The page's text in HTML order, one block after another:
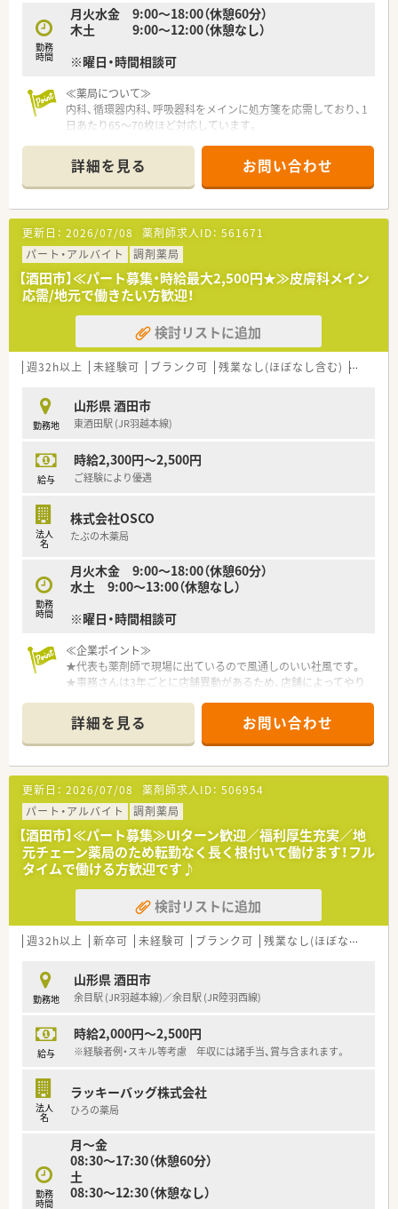
す。
内科のクリニックの門前です。1日あたり55枚ほど処方箋応需し
おり、幅広い処方や内科系の処方に触れていたい方にもおスス
メ。薬剤師2名体制、事務4名体制で運営している店舗ですので、
余裕のある人員配置を心掛けています。
≪18時までのシフトでプライベートと両立◎≫
シフトにもよりますが、最大18時までの勤務となり、ワークライ
フバランス重視したい方にもおススメです。残業時間も平均5～
6時間/月となっており、あまり長引くことがありません。社員全
員が公平であることを意識しており、夏季休暇や年末年始休暇な
ども、全店揃うように有給使用なども含めて工夫しています。
勤務
時間
月火水金 9:00～18:00（休憩60分）
木土 9:00～12:00（休憩なし）
※曜日・時間相談可
≪薬局について≫
内科、循環器内科、呼吸器科をメインに処方箋を応需しており、1
日あたり65～70枚ほど対応しています。
るため、ヘルプ体制も整っています。お互い様精神で支えあいな
がら仕事ができる環境です♪
≪企業紹介≫
2011年創業で、創業当初からいらっしゃる社員の方で構成され
ています。異動や転勤なく、平均勤続年数が10年とほぼ創業から
の期間と重なっています。地域のかかりつけ薬剤師としてご活
躍いただける方をお迎えしたいと考えています。庄内地区で5店
舗展開しており、全店近隣のため別店舗の社員の方との交流もあ
り、風通しの良さに繋がっています。代表も薬剤師として現場に
出ておりますので、現場のことをしっかり理解しているので安心
感もございます。積極的に出店をしていくスタイルではなく、地
域に根差した薬局経営を重視している企業様です。
★代表も薬剤師で現場に出ているので風通しのいい社風です。
★事務さんは3年ごとに店舗異動があるため、店舗によってやり
方が違う、などの現場の問題を解消させています。
薬剤師の業務効率にも繋がっています。
★節目に会社のイベントなども実施しており、横のつながりも大
★荘内エリアに店舗があり、比較的近いためヘルプ体制も整って
います。お互い様精神で支えあいながら仕事ができる環境です。
★半日単位で有給取得可能です。
す。
シフトにもよりますが、最大18時までの勤務となり、ワークライ
6時間/月となっており、あまり長引くことがありません。社員全
員が公平であることを意識しており、夏季休暇や年末年始休暇な
ども、全店揃うように有給使用なども含めて工夫しています。
≪こんな方におススメ≫
★家庭やプライベートと両立しながら経験を活かせる環境で働
きたい方
★異動や転勤なく腰を据えて働きたい方
★現場のことをしっかりわかってくれている会社でお勤めされ
たい方
詳細を見る お問い合わせ
更新日： 2026/07/08 薬剤師求人ID： 561671
パート・アルバイト
調剤薬局
【酒田市】≪パート募集・時給最大2,500円★≫皮膚科メイン
応需/地元で働きたい方歓迎！
検討リストに追加
週32h以上 未経験可 ブランク可 残業なし(ほぼなし含む) 転勤な
勤務地
山形県 酒田市
東酒田駅 (JR羽越本線)
給与
時給2,300円～2,500円
ご経験により優遇
法人
名
株式会社OSCO
たぶの木薬局
勤務
時間
月火木金 9:00～18:00（休憩60分）
水土 9:00～13:00（休憩なし）
※曜日・時間相談可
≪企業ポイント≫
★代表も薬剤師で現場に出ているので風通しのいい社風です。
★事務さんは3年ごとに店舗異動があるため、店舗によってやり
★全店舗事務さん4名で運営しており、ベテランでもあるので、
薬剤師の業務効率にも繋がっています。
★節目に会社のイベントなども実施しており、横のつながりも大
事にしています。
★荘内エリアに店舗があり、比較的近いためヘルプ体制も整って
います。お互い様精神で支えあいながら仕事ができる環境です。
★半日単位で有給取得可能です。
★産育休復帰率100％！勤続年数平均10年と定着率の良い会社で
す。
≪企業紹介≫
2011年創業で、創業当初からいらっしゃる社員の方で構成され
ています。異動や転勤なく、平均勤続年数が10年とほぼ創業から
の期間と重なっています。地域のかかりつけ薬剤師としてご活
躍いただける方をお迎えしたいと考えています。庄内地区で5店
り、風通しの良さに繋がっています。代表も薬剤師として現場に
出ておりますので、現場のことをしっかり理解しているので安心
感もございます。積極的に出店をしていくスタイルではなく、地
≪薬局について≫
おり、住宅地にある立地からもかかりつけ薬剤師としてご活躍い
ただくことも可能です。薬剤師1.5名体制、事務4名体制で運営し
麗に装飾などにもこだわっています。
酒田市内に他の店舗もあるため、ヘルプ体制も整っています。お
互い様精神で支えあいながら仕事ができる環境です。
詳細を見る お問い合わせ
更新日： 2026/07/08 薬剤師求人ID： 506954
パート・アルバイト
調剤薬局
【酒田市】≪パート募集≫UIターン歓迎／福利厚生充実／地
元チェーン薬局のため転勤なく長く根付いて働けます！フル
タイムで働ける方歓迎です♪
検討リストに追加
週32h以上 新卒可 未経験可 ブランク可 残業なし(ほぼなし含む)
勤務地
山形県 酒田市
余目駅 (JR羽越本線)／余目駅 (JR陸羽西線)
給与
時給2,000円～2,500円
※経験者例・スキル等考慮 年収には諸手当、賞与含まれます。
法人
名
ラッキーバッグ株式会社
ひろの薬局
勤務
時間
月～金
08:30～17:30（休憩60分）
土
08:30～12:30（休憩なし）